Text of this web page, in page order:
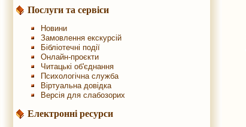
Послуги та сервіси
Новини
Замовлення екскурсій
Бібліотечні події
Онлайн-проєкти
Читацькі об'єднання
Психологічна служба
Віртуальна довідка
Версія для слабозорих
Електронні ресурси